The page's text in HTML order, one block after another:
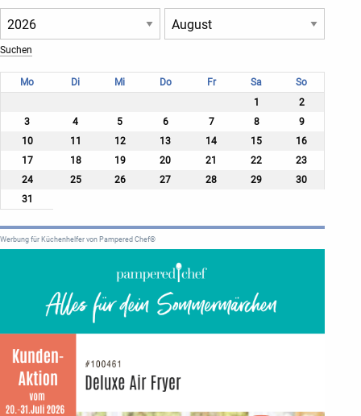
Mo Di Mi Do Fr Sa
So
1
2
3
4 5 6 7 8
9
10
11 12 13 14 15
16
17
18 19 20 21 22
23
24
25 26 27 28 29
30
31
Werbung für Küchenhelfer von Pampered Chef®